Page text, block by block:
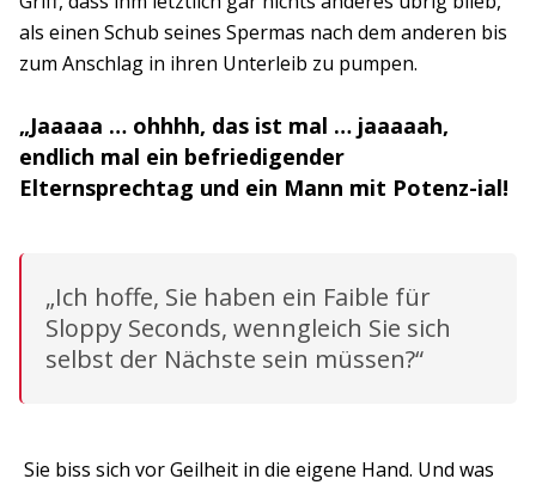
als einen Schub seines Spermas nach dem anderen bis
zum Anschlag in ihren Unterleib zu pumpen.
„Jaaaaa … ohhhh, das ist mal … jaaaaah,
endlich mal ein befriedigender
Elternsprechtag und ein Mann mit Potenz-ial!
„Ich hoffe, Sie haben ein Faible für
Sloppy Seconds, wenngleich Sie sich
selbst der Nächste sein müssen?“
Sie biss sich vor Geilheit in die eigene Hand. Und was